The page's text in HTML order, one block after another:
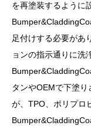
を再塗装するように
足付けする必要があ
ョンの指示通りに洗
タンやOEMで下塗
が、TPO、ポリプロ